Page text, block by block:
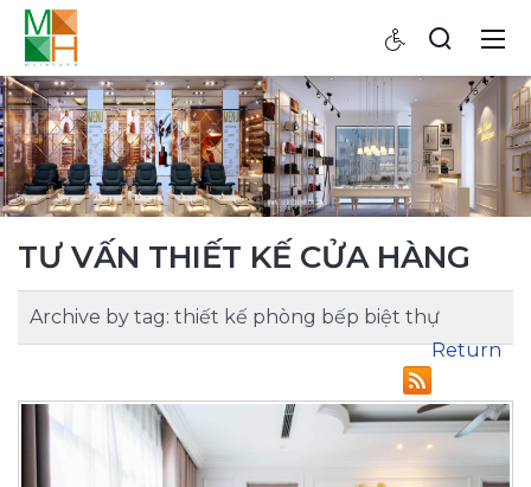
TƯ VẤN THIẾT KẾ CỬA HÀNG
Archive by tag: thiết kế phòng bếp biệt thự
Return